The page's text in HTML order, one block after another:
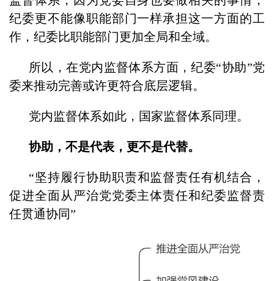
纪委更不能像职能部门一样承担这一方面的工
作，纪委比职能部门更加全局和全域。
所以，在党内监督体系方面，纪委“协助”党
委来推动完善或许更符合底层逻辑。
党内监督体系如此，国家监督体系同理。
协助，不是代表，更不是代替。
“坚持履行协助职责和监督责任有机结合，
促进全面从严治党党委主体责任和纪委监督责
任贯通协同”